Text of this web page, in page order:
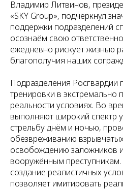
Владимир Литвинов,
«SKY Group», подчеркнул
поддержки подразделений
осознаём свою
ежедневно рискует жизнью
благополучия наших
Подразделения Росгвардии
тренировки в экстремально
реальности условиях. Во
выполняют широкий спектр
стрельбу днём и ночью,
обезвреживанию
освобождению заложников
вооружённым
создание реалистичных
позволяет имитировать